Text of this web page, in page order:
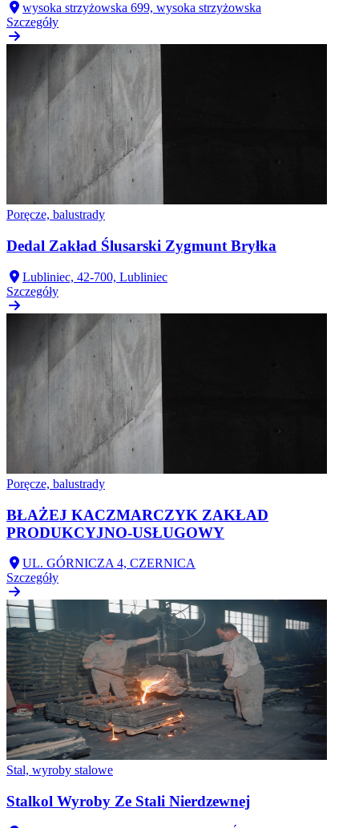
wysoka strzyżowska 699, wysoka strzyżowska
Szczegóły
Poręcze, balustrady
Dedal Zakład Ślusarski Zygmunt Bryłka
Lubliniec, 42-700, Lubliniec
Szczegóły
Poręcze, balustrady
BŁAŻEJ KACZMARCZYK ZAKŁAD
PRODUKCYJNO-USŁUGOWY
UL. GÓRNICZA 4, CZERNICA
Szczegóły
Stal, wyroby stalowe
Stalkol Wyroby Ze Stali Nierdzewnej